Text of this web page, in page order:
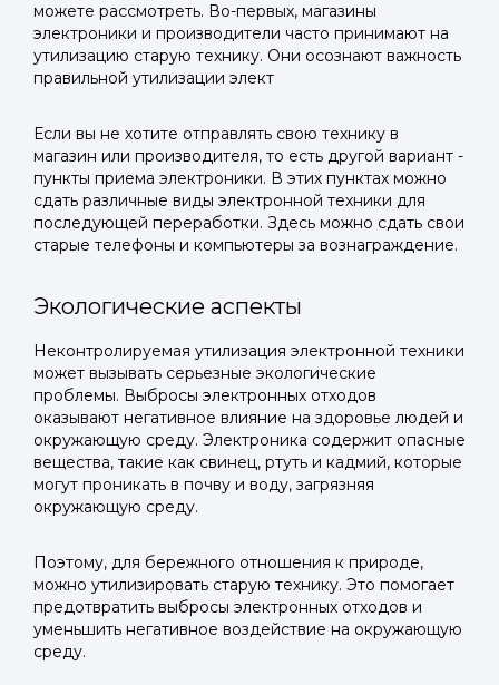
можете рассмотреть. Во-первых, магазины
электроники и производители часто принимают на
утилизацию старую технику. Они осознают важность
правильной утилизации элект
Если вы не хотите отправлять свою технику в
магазин или производителя, то есть другой вариант -
пункты приема электроники. В этих пунктах можно
сдать различные виды электронной техники для
последующей переработки. Здесь можно сдать свои
старые телефоны и компьютеры за вознаграждение.
Экологические аспекты
Неконтролируемая утилизация электронной техники
может вызывать серьезные экологические
проблемы. Выбросы электронных отходов
оказывают негативное влияние на здоровье людей и
окружающую среду. Электроника содержит опасные
вещества, такие как свинец, ртуть и кадмий, которые
могут проникать в почву и воду, загрязняя
окружающую среду.
Поэтому, для бережного отношения к природе,
можно утилизировать старую технику. Это помогает
предотвратить выбросы электронных отходов и
уменьшить негативное воздействие на окружающую
среду.